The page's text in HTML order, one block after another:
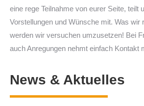
eine rege Teilnahme von eurer Seite, teilt
Vorstellungen und Wünsche mit. Was wir
werden wir versuchen umzusetzen! Bei
auch Anregungen nehmt einfach Kontakt
News & Aktuelles